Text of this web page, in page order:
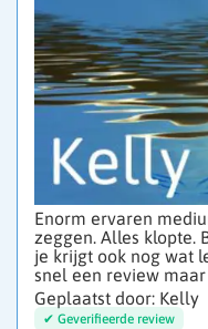
Enorm ervaren
zeggen. Alles klopte.
je krijgt ook nog wat
snel een review
Geplaatst door: Kelly